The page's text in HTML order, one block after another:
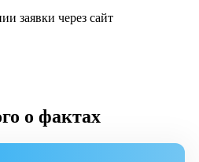
заявки через сайт
о фактах